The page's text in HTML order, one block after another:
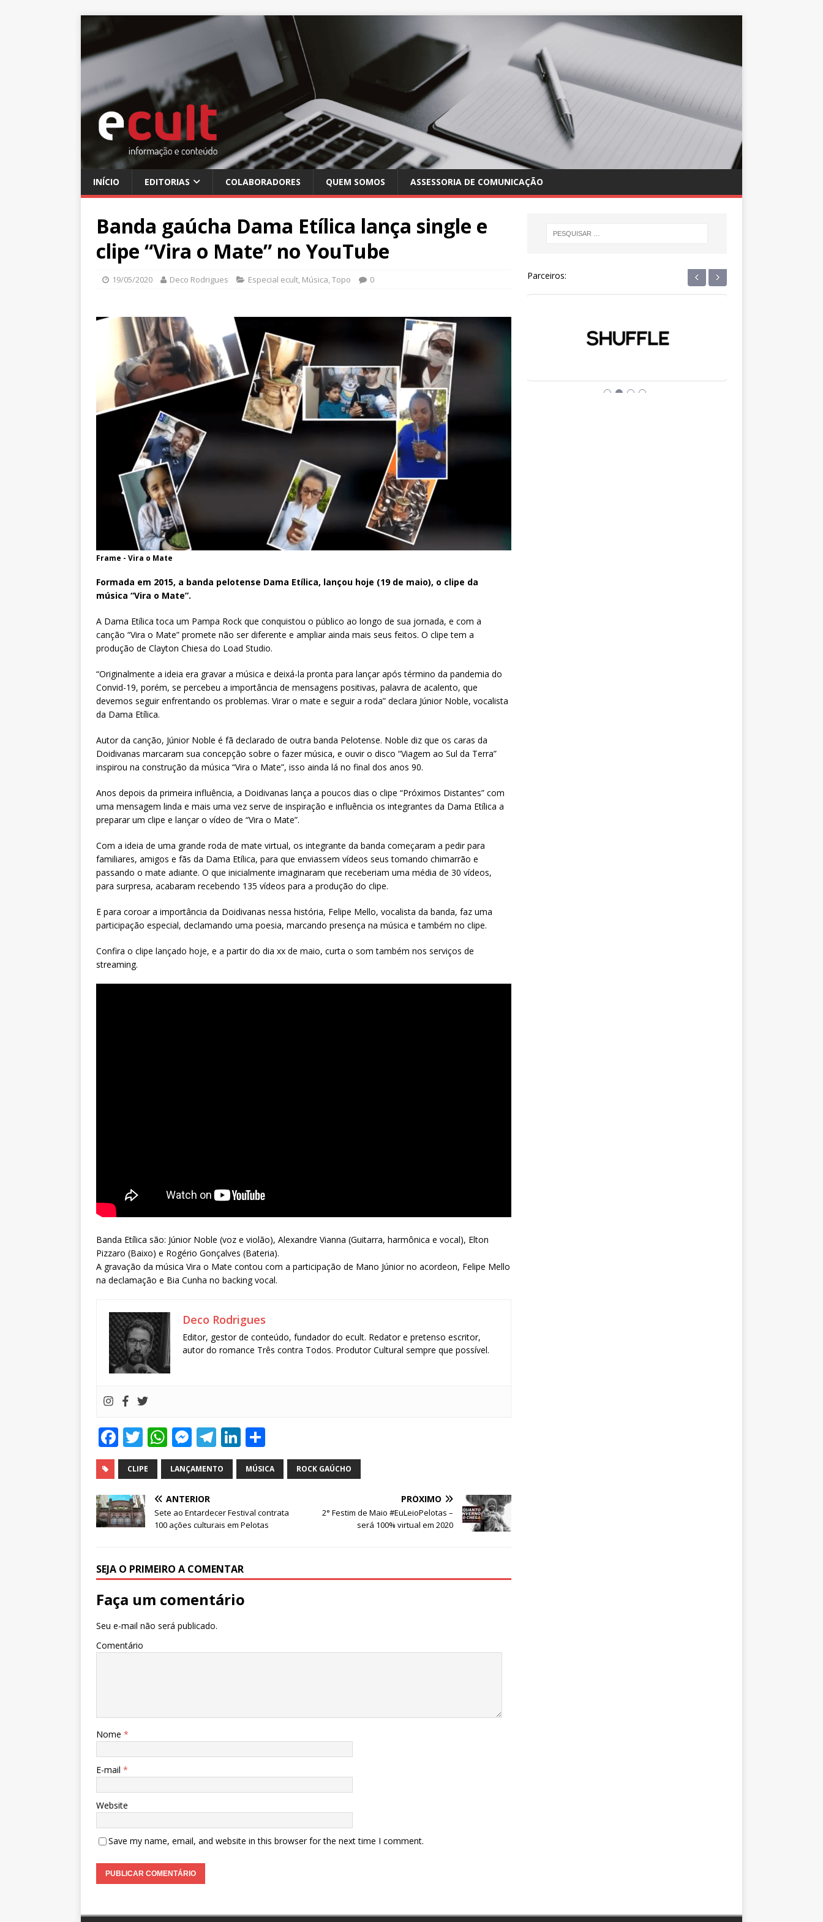
INÍCIO EDITORIAS COLABORADORES QUEM SOMOS ASSESSORIA DE COMUNICAÇÃO
Banda gaúcha Dama Etílica lança single e
clipe “Vira o Mate” no YouTube
19/05/2020 Deco Rodrigues Especial ecult Música Topo 0
Frame - Vira o Mate
Formada em 2015, a banda pelotense Dama Etílica, lançou hoje (19 de maio), o clipe da
música “Vira o Mate”.
A Dama Etílica toca um Pampa Rock que conquistou o público ao longo de sua jornada, e com a
canção “Vira o Mate” promete não ser diferente e ampliar ainda mais seus feitos. O clipe tem a
produção de Clayton Chiesa do Load Studio.
“Originalmente a ideia era gravar a música e deixá-la pronta para lançar após término da pandemia do
Convid-19, porém, se percebeu a importância de mensagens positivas, palavra de acalento, que
devemos seguir enfrentando os problemas. Virar o mate e seguir a roda” declara Júnior Noble, vocalista
da Dama Etílica.
Autor da canção, Júnior Noble é fã declarado de outra banda Pelotense. Noble diz que os caras da
Doidivanas marcaram sua concepção sobre o fazer música, e ouvir o disco “Viagem ao Sul da Terra”
inspirou na construção da música “Vira o Mate”, isso ainda lá no final dos anos 90.
Anos depois da primeira influência, a Doidivanas lança a poucos dias o clipe “Próximos Distantes” com
uma mensagem linda e mais uma vez serve de inspiração e influência os integrantes da Dama Etílica a
preparar um clipe e lançar o vídeo de “Vira o Mate”.
Com a ideia de uma grande roda de mate virtual, os integrante da banda começaram a pedir para
familiares, amigos e fãs da Dama Etílica, para que enviassem vídeos seus tomando chimarrão e
passando o mate adiante. O que inicialmente imaginaram que receberiam uma média de 30 vídeos,
para surpresa, acabaram recebendo 135 vídeos para a produção do clipe.
E para coroar a importância da Doidivanas nessa história, Felipe Mello, vocalista da banda, faz uma
participação especial, declamando uma poesia, marcando presença na música e também no clipe.
Confira o clipe lançado hoje, e a partir do dia xx de maio, curta o som também nos serviços de
streaming.
Banda Etílica são: Júnior Noble (voz e violão), Alexandre Vianna (Guitarra, harmônica e vocal), Elton
Pizzaro (Baixo) e Rogério Gonçalves (Bateria).
A gravação da música Vira o Mate contou com a participação de Mano Júnior no acordeon, Felipe Mello
na declamação e Bia Cunha no backing vocal.
Deco Rodrigues
Editor, gestor de conteúdo, fundador do ecult. Redator e pretenso escritor,
autor do romance Três contra Todos. Produtor Cultural sempre que possível.
F
a
c
e
b
o
k
T
w
it
te
r
W
h
at
s
A
p
M
e
ss
e
n
g
r
T
el
e
ra
m
Li
n
k
dI
n
h
ar
CLIPE LANÇAMENTO MÚSICA ROCK GAÚCHO
ANTERIOR
Sete ao Entardecer Festival contrata
100 ações culturais em Pelotas
PRÓXIMO
2° Festim de Maio #EuLeioPelotas –
será 100% virtual em 2020
SEJA O PRIMEIRO A COMENTAR
Faça um comentário
Seu e-mail não será publicado.
Comentário
Nome *
E-mail *
Website
Save my name, email, and website in this browser for the next time I comment.
Parceiros: ‹ ›